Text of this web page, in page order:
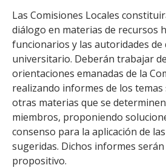
FACULTAD
Estudiantes
Académicas/os
Las Comisiones Locales
diálogo en materias de recursos
funcionarios y las autoridades de
universitario. Deberán trabajar
orientaciones emanadas de la
realizando informes de los temas
otras materias que se
miembros, proponiendo
consenso para la aplicación de
sugeridas. Dichos informes
propositivo.